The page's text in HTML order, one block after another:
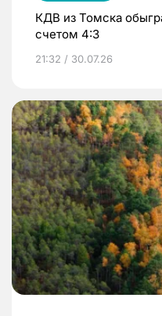
КДВ из Томска
счетом 4:3
21:32 / 30.07.26